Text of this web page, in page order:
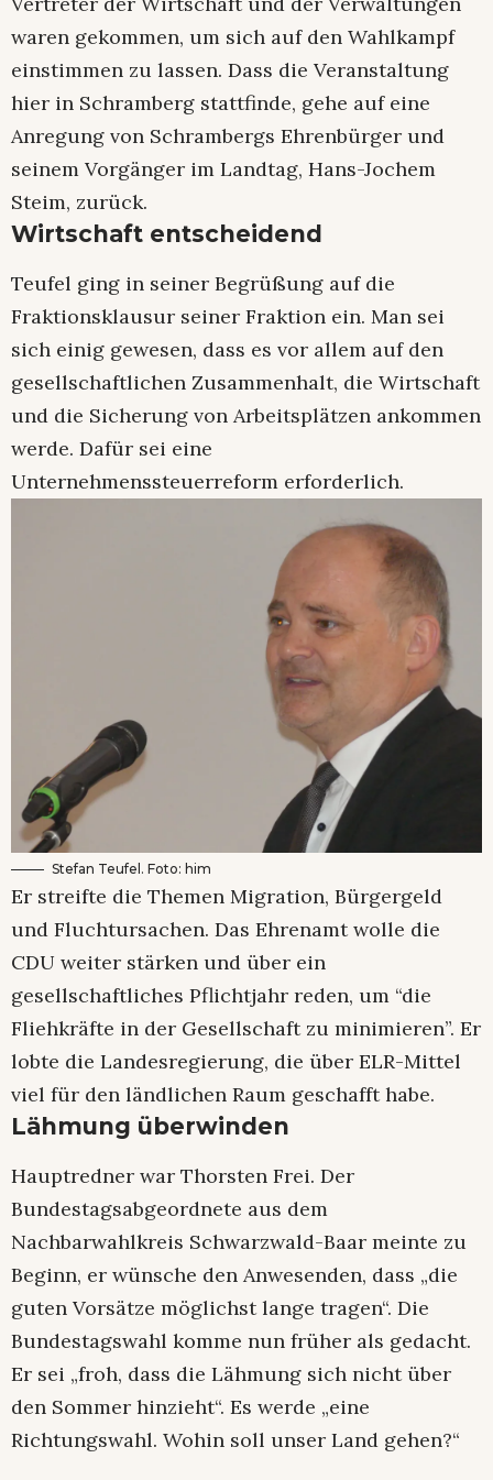
waren gekommen, um sich auf den Wahlkampf
einstimmen zu lassen. Dass die Veranstaltung
hier in Schramberg stattfinde, gehe auf eine
Anregung von Schrambergs Ehrenbürger und
seinem Vorgänger im Landtag, Hans-Jochem
Steim, zurück.
Wirtschaft entscheidend
Teufel ging in seiner Begrüßung auf die
Fraktionsklausur seiner Fraktion ein. Man sei
sich einig gewesen, dass es vor allem auf den
gesellschaftlichen Zusammenhalt, die Wirtschaft
und die Sicherung von Arbeitsplätzen ankommen
werde. Dafür sei eine
Unternehmenssteuerreform erforderlich.
Stefan Teufel. Foto: him
Er streifte die Themen Migration, Bürgergeld
und Fluchtursachen. Das Ehrenamt wolle die
CDU weiter stärken und über ein
gesellschaftliches Pflichtjahr reden, um “die
Fliehkräfte in der Gesellschaft zu minimieren”. Er
lobte die Landesregierung, die über ELR-Mittel
viel für den ländlichen Raum geschafft habe.
Lähmung überwinden
Hauptredner war Thorsten Frei. Der
Bundestagsabgeordnete aus dem
Nachbarwahlkreis Schwarzwald-Baar meinte zu
Beginn, er wünsche den Anwesenden, dass „die
guten Vorsätze möglichst lange tragen“. Die
Bundestagswahl komme nun früher als gedacht.
Er sei „froh, dass die Lähmung sich nicht über
den Sommer hinzieht“. Es werde „eine
Richtungswahl. Wohin soll unser Land gehen?“